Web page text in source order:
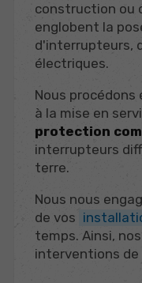
construction ou
englobent la
d'interrupteurs,
électriques.
Nous
à la mise en
protection
interrupteurs
terre.
Nous nous
de vos
temps. Ainsi,
interventions